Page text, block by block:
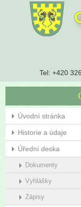
Tel: +420
Úvodní stránka
Historie a údaje
Úřední deska
Dokumenty
Vyhlášky
Zápisy